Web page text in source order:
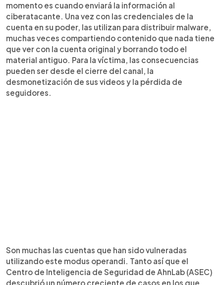
momento es cuando enviará la información al
ciberatacante. Una vez con las credenciales de la
cuenta en su poder, las utilizan para distribuir malware,
muchas veces compartiendo contenido que nada tiene
que ver con la cuenta original y borrando todo el
material antiguo. Para la víctima, las consecuencias
pueden ser desde el cierre del canal, la
desmonetización de sus videos y la pérdida de
seguidores.
Son muchas las cuentas que han sido vulneradas
utilizando este modus operandi. Tanto así que el
Centro de Inteligencia de Seguridad de AhnLab (ASEC)
descubrió un número creciente de casos en los que